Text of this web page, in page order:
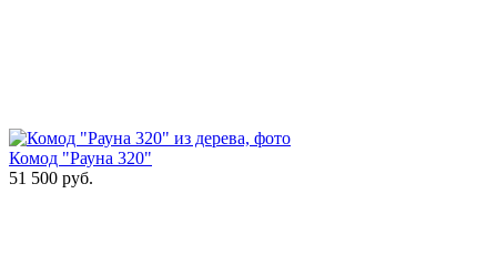
Комод "Рауна 320"
51 500 руб.